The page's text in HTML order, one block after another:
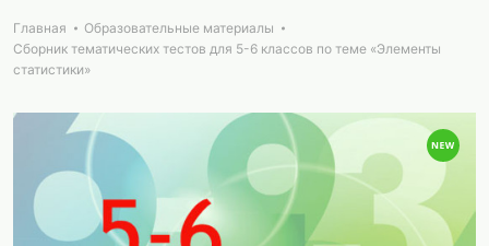
Главная
Образовательные материалы
Сборник тематических тестов для 5-6 классов по теме «Элементы
статистики»